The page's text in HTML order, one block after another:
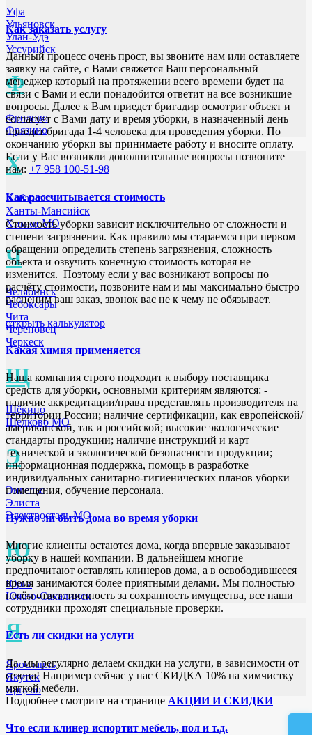
Уфа
Ульяновск
Улан-Удэ
Уссурийск
Ф
Фролово
Фрязино
Х
Хабаровск
Ханты-Мансийск
Химки МО
Ч
Челябинск
Чебоксары
Чита
Череповец
Черкеск
Щ
Щёкино
Щёлково МО
Э
Энгельс
Элиста
Электросталь МО
Ю
Юрга
Южно-Сахалинск
Я
Ярославль
Якутск
Ярцево
Как заказать услугу
Данный процесс очень прост, вы звоните нам или оставляете
заявку на сайте, с Вами свяжется Ваш персональный
менеджер который на протяжении всего времени будет на
связи с Вами и если понадобится ответит на все возникшие
вопросы. Далее к Вам приедет бригадир осмотрит объект и
согласует с Вами дату и время уборки, в назначенный день
приедет бригада 1-4 человека для проведения уборки. По
окончанию уборки вы принимаете работу и вносите оплату.
Если у Вас возникли дополнительные вопросы позвоните
нам: +7 958 100-51-98
Как рассчитывается стоимость
Стоимость уборки зависит исключительно от сложности и
степени загрязнения. Как правило мы стараемся при первом
обращении определить степень загрязнения, сложность
объекта и озвучить конечную стоимость которая не
изменится. Поэтому если у вас возникают вопросы по
расчёту стоимости, позвоните нам и мы максимально быстро
расценим ваш заказ, звонок вас не к чему не обязывает.
открыть калькулятор
Какая химия применяется
Наша компания строго подходит к выбору поставщика
средств для уборки, основными критериям являются: -
наличие аккредитации/права представлять производителя на
территории России; наличие сертификации, как европейской/
американской, так и российской; высокие экологические
стандарты продукции; наличие инструкций и карт
технической и экологической безопасности продукции;
информационная поддержка, помощь в разработке
индивидуальных санитарно-гигиенических планов уборки
помещения, обучение персонала.
Нужно ли быть дома во время уборки
Многие клиенты остаются дома, когда впервые заказывают
уборку в нашей компании. В дальнейшем многие
предпочитают оставлять клинеров дома, а в освободившееся
время занимаются более приятными делами. Мы полностью
несём ответственность за сохранность имущества, все наши
сотрудники проходят специальные проверки.
Есть ли скидки на услуги
Да, мы регулярно делаем скидки на услуги, в зависимости от
сезона! Например сейчас у нас СКИДКА 10% на химчистку
мягкой мебели.
Подробнее смотрите на странице АКЦИИ И СКИДКИ
Что если клинер испортит мебель, пол и т.д.